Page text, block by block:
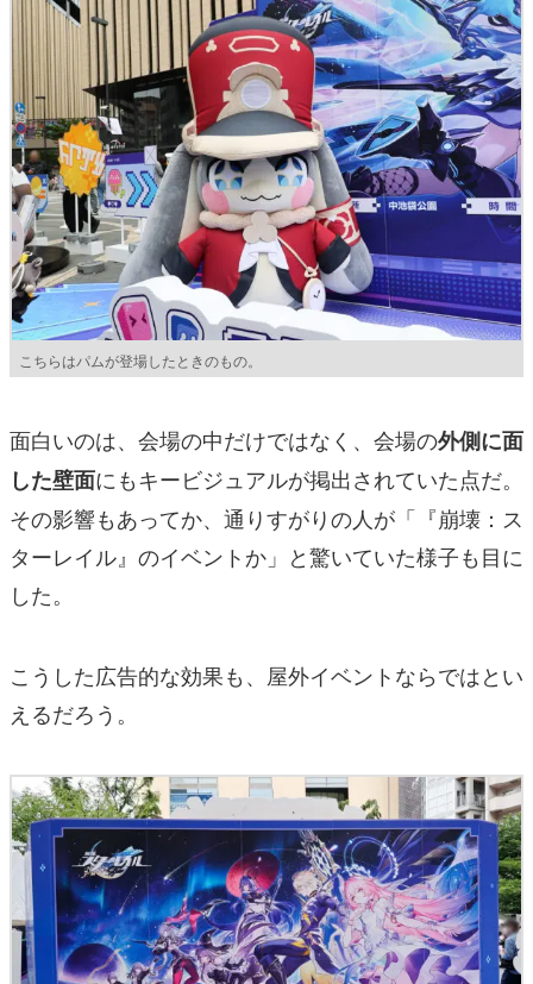
こちらはパムが登場したときのもの。
面白いのは、会場の中だけではなく、会場の外側に面
した壁面にもキービジュアルが掲出されていた点だ。
その影響もあってか、通りすがりの人が「『崩壊：ス
ターレイル』のイベントか」と驚いていた様子も目に
した。
こうした広告的な効果も、屋外イベントならではとい
えるだろう。